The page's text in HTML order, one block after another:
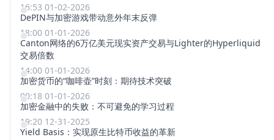
16:53 01-02-2026
DePIN与加密游戏带动意外年末反弹
18:00 01-01-2026
Canton网络的6万亿美元现实资产交易与Lighter的Hyperliquid
交易倍数
14:00 01-01-2026
加密货币的“咖啡壶”时刻：期待技术突破
00:18 01-01-2026
加密金融中的失败：不可避免的学习过程
19:20 12-31-2025
Yield Basis：实现原生比特币收益的革新